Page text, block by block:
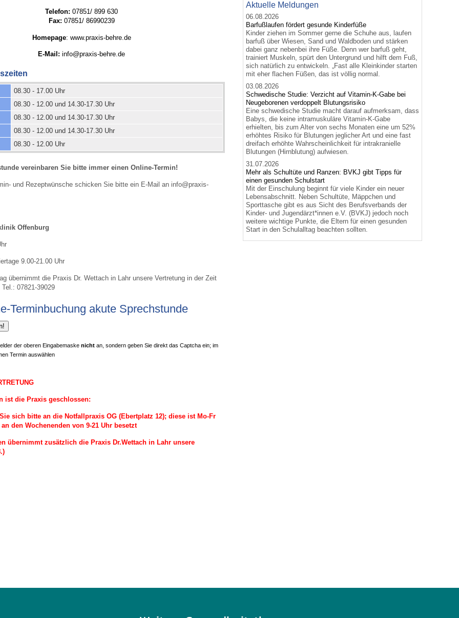
gestalten
Telefon: 07851/ 899 630
Fax: 07851/ 86990239
Homepage: www.praxis-behre.de
E-Mail: info@praxis-behre.de
08.30 - 17.00 Uhr
08.30 - 12.00 und 14.30-17.30 Uhr
08.30 - 12.00 und 14.30-17.30 Uhr
08.30 - 12.00 und 14.30-17.30 Uhr
08.30 - 12.00 Uhr
vereinbaren Sie bitte immer einen Online-Termin!
und Rezeptwünsche schicken Sie bitte ein E-Mail an info@praxis-
Offenburg
9.00-21.00 Uhr
übernimmt die Praxis Dr. Wettach in Lahr unsere Vertretung in der Zeit
07821-39029
Terminbuchung akute Sprechstunde
der oberen Eingabemaske nicht an, sondern geben Sie direkt das Captcha ein; im
Termin auswählen
ist die Praxis geschlossen:
sich bitte an die Notfallpraxis OG (Ebertplatz 12); diese ist Mo-Fr
den Wochenenden von 9-21 Uhr besetzt
übernimmt zusätzlich die Praxis Dr.Wettach in Lahr unsere
Aktuelle Meldungen
06.08.2026
Barfußlaufen fördert gesunde Kinderfüße
Kinder ziehen im Sommer gerne die Schuhe aus, laufen
barfuß über Wiesen, Sand und Waldboden und stärken
dabei ganz nebenbei ihre Füße. Denn wer barfuß geht,
trainiert Muskeln, spürt den Untergrund und hilft dem Fuß,
sich natürlich zu entwickeln. „Fast alle Kleinkinder starten
mit eher flachen Füßen, das ist völlig normal.
03.08.2026
Schwedische Studie: Verzicht auf Vitamin-K-Gabe bei
Neugeborenen verdoppelt Blutungsrisiko
Eine schwedische Studie macht darauf aufmerksam, dass
Babys, die keine intramuskuläre Vitamin-K-Gabe
erhielten, bis zum Alter von sechs Monaten eine um 52%
erhöhtes Risiko für Blutungen jeglicher Art und eine fast
dreifach erhöhte Wahrscheinlichkeit für intrakranielle
Blutungen (Hirnblutung) aufwiesen.
31.07.2026
Mehr als Schultüte und Ranzen: BVKJ gibt Tipps für
einen gesunden Schulstart
Mit der Einschulung beginnt für viele Kinder ein neuer
Lebensabschnitt. Neben Schultüte, Mäppchen und
Sporttasche gibt es aus Sicht des Berufsverbands der
Kinder- und Jugendärzt*innen e.V. (BVKJ) jedoch noch
weitere wichtige Punkte, die Eltern für einen gesunden
Start in den Schulalltag beachten sollten.